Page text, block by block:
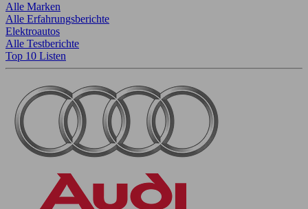
Alle Marken
Alle Erfahrungsberichte
Elektroautos
Alle Testberichte
Top 10 Listen